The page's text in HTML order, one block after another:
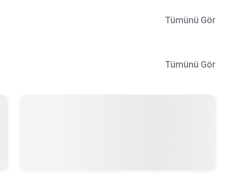
Tümünü Gör
Tümünü Gör